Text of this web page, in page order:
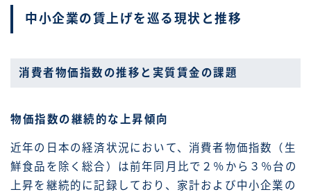
中小企業の賃上げを巡る現状と推移
消費者物価指数の推移と実質賃金の課題
物価指数の継続的な上昇傾向
近年の日本の経済状況において、消費者物価指数（生
鮮食品を除く総合）は前年同月比で２％から３％台の
上昇を継続的に記録しており、家計および中小企業の